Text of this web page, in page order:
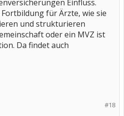
Einfluss.
für Ärzte, wie sie
und strukturieren
oder ein MVZ ist
Da findet auch
#18